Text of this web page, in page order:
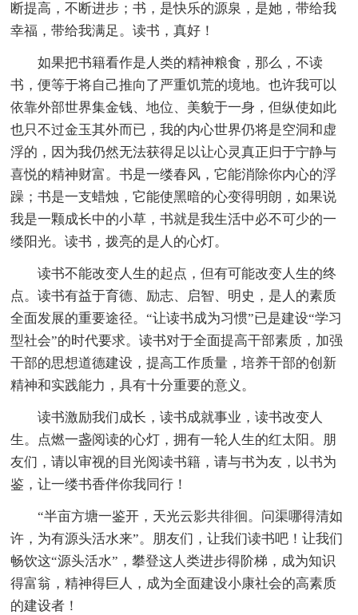
断提高，不断进步；书，是快乐的源泉，是她，带给我
幸福，带给我满足。读书，真好！
如果把书籍看作是人类的精神粮食，那么，不读
书，便等于将自己推向了严重饥荒的境地。也许我可以
依靠外部世界集金钱、地位、美貌于一身，但纵使如此
也只不过金玉其外而已，我的内心世界仍将是空洞和虚
浮的，因为我仍然无法获得足以让心灵真正归于宁静与
喜悦的精神财富。书是一缕春风，它能消除你内心的浮
躁；书是一支蜡烛，它能使黑暗的心变得明朗，如果说
我是一颗成长中的小草，书就是我生活中必不可少的一
缕阳光。读书，拨亮的是人的心灯。
读书不能改变人生的起点，但有可能改变人生的终
点。读书有益于育德、励志、启智、明史，是人的素质
全面发展的重要途径。“让读书成为习惯”已是建设“学习
型社会”的时代要求。读书对于全面提高干部素质，加强
干部的思想道德建设，提高工作质量，培养干部的创新
精神和实践能力，具有十分重要的意义。
读书激励我们成长，读书成就事业，读书改变人
生。点燃一盏阅读的心灯，拥有一轮人生的红太阳。朋
友们，请以审视的目光阅读书籍，请与书为友，以书为
鉴，让一缕书香伴你我同行！
“半亩方塘一鉴开，天光云影共徘徊。问渠哪得清如
许，为有源头活水来”。朋友们，让我们读书吧！让我们
畅饮这“源头活水”，攀登这人类进步得阶梯，成为知识
得富翁，精神得巨人，成为全面建设小康社会的高素质
的建设者！